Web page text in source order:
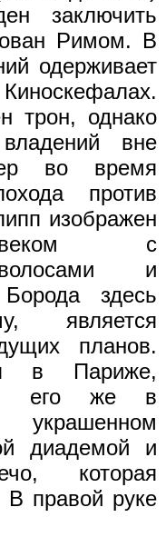
заключить
Римом. В
одерживает
трон, однако
вне
во время
против
изображен
с
и
здесь
является
планов.
в Париже,
его же в
украшенном
диадемой и
которая
В правой руке